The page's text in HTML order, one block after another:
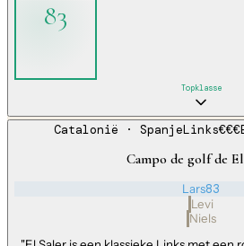
83
Topklasse
Catalonië · SpanjeLinks€€€
Campo de golf de
Lars83
Levi
Niels